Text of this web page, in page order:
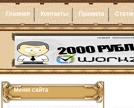
Главная Контакты Правила
Меню сайта